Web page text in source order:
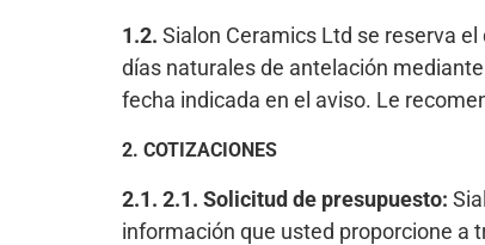
1.2. Sialon Ceramics Ltd se reserva
días naturales de antelación
fecha indicada en el aviso. Le
2. COTIZACIONES
2.1. 2.1. Solicitud de presupuesto:
información que usted proporcione a